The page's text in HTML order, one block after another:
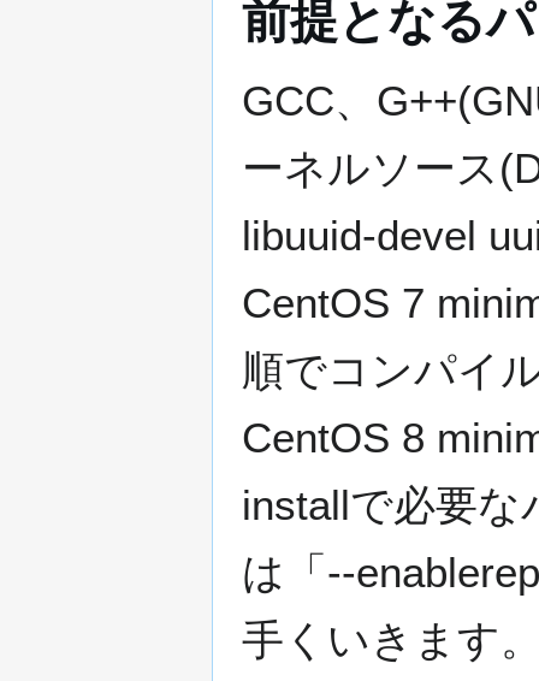
前提となる
GCC、
ーネルソース
libuuid-devel
CentOS 7
順でコンパイ
CentOS 8
installで必要
は「--
手くいきます